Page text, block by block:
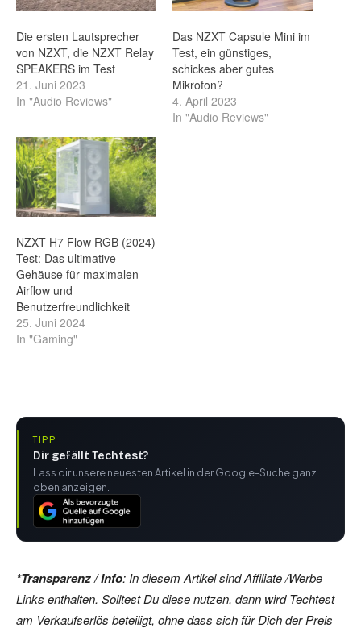
Die ersten Lautsprecher
von NZXT, die NZXT Relay
SPEAKERS im Test
21. Juni 2023
In "Audio Reviews"
Das NZXT Capsule Mini im
Test, ein günstiges,
schickes aber gutes
Mikrofon?
4. April 2023
In "Audio Reviews"
NZXT H7 Flow RGB (2024)
Test: Das ultimative
Gehäuse für maximalen
Airflow und
Benutzerfreundlichkeit
25. Juni 2024
In "Gaming"
TIPP
Dir gefällt Techtest?
Lass dir unsere neuesten Artikel in der Google-Suche ganz
oben anzeigen.
*Transparenz / Info: In diesem Artikel sind Affiliate /Werbe
Links enthalten. Solltest Du diese nutzen, dann wird Techtest
am Verkaufserlös beteiligt, ohne dass sich für Dich der Preis